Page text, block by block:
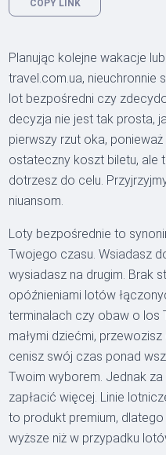
COPY LINK
Planując kolejne wakacje
travel.com.ua, nieuchronnie
lot bezpośredni czy
decyzja nie jest tak prosta,
pierwszy rzut oka,
ostateczny koszt biletu, ale
dotrzesz do celu.
niuansom.
Loty bezpośrednie to
Twojego czasu. Wsiadasz
wysiadasz na drugim. Brak
opóźnieniami lotów
terminalach czy obaw o los
małymi dziećmi,
cenisz swój czas ponad
Twoim wyborem. Jednak
zapłacić więcej. Linie
to produkt premium,
wyższe niż w przypadku